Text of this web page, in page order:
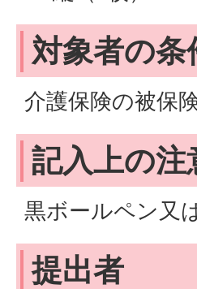
対象者の条
介護保険の被保
記入上の注
黒ボールペン又
提出者